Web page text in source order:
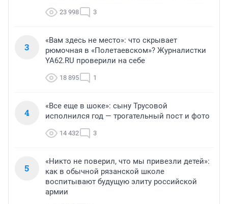
23 998 3
3
«Вам здесь не место»: что скрывает
рюмочная в «Полетаевском»? Журналистки
YA62.RU проверили на себе
18 895 1
4
«Все еще в шоке»: сыну Трусовой
исполнился год — трогательный пост и фото
14 432 3
5
«Никто не поверил, что мы привезли детей»:
как в обычной рязанской школе
воспитывают будущую элиту российской
армии